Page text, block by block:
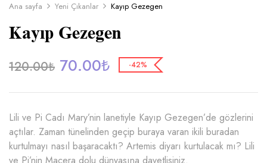
Ana sayfa Yeni Çıkanlar Kayıp Gezegen
Kayıp Gezegen
120.00₺ 70.00₺ -42%
Lili ve Pi Cadı Mary’nin lanetiyle Kayıp Gezegen’de gözlerini
açtılar. Zaman tünelinden geçip buraya varan ikili buradan
kurtulmayı nasıl başaracaktı? Artemis diyarı kurtulacak mı? Lili